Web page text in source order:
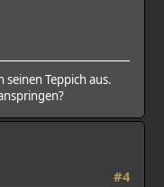
Teppich aus.
#4